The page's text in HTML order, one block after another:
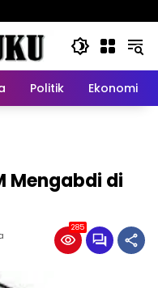
Politik Ekonomi
Mengabdi di
285